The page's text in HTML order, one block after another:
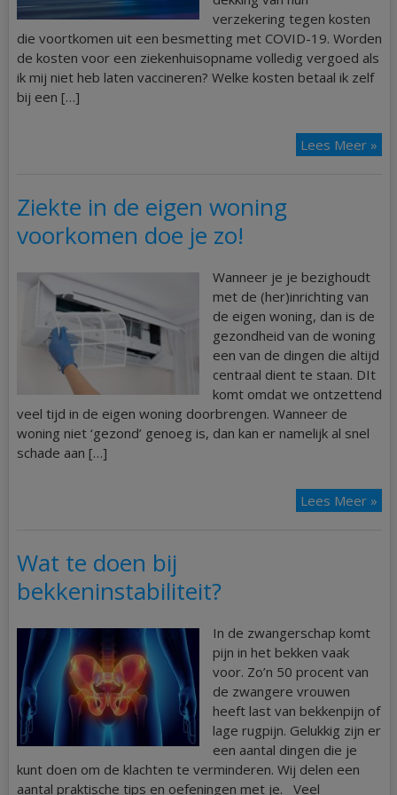
verzekering tegen kosten
die voortkomen uit een besmetting met COVID-19. Worden
de kosten voor een ziekenhuisopname volledig vergoed als
ik mij niet heb laten vaccineren? Welke kosten betaal ik zelf
bij een […]
Lees Meer »
Ziekte in de eigen woning
voorkomen doe je zo!
Wanneer je je bezighoudt
met de (her)inrichting van
de eigen woning, dan is de
gezondheid van de woning
een van de dingen die altijd
centraal dient te staan. DIt
komt omdat we ontzettend
veel tijd in de eigen woning doorbrengen. Wanneer de
woning niet ‘gezond’ genoeg is, dan kan er namelijk al snel
schade aan […]
Lees Meer »
Wat te doen bij
bekkeninstabiliteit?
In de zwangerschap komt
pijn in het bekken vaak
voor. Zo’n 50 procent van
de zwangere vrouwen
heeft last van bekkenpijn of
lage rugpijn. Gelukkig zijn er
een aantal dingen die je
kunt doen om de klachten te verminderen. Wij delen een
aantal praktische tips en oefeningen met je. Veel